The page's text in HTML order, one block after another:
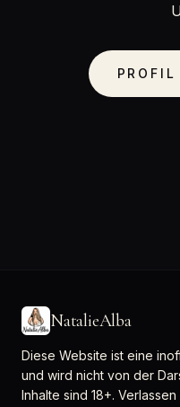
PROFIL
NatalieAlba
Diese Website ist eine
und wird nicht von der
Inhalte sind 18+.